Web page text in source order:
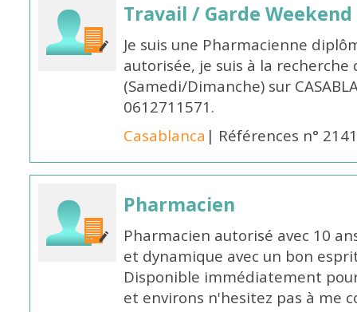
Travail / Garde Weekend
Je suis une Pharmacienne
autorisée, je suis à la
(Samedi/Dimanche) sur
0612711571.
Casablanca | Références n°
Pharmacien
Pharmacien autorisé avec 10
et dynamique avec un bon
Disponible immédiatement
et environs n'hesitez pas à me